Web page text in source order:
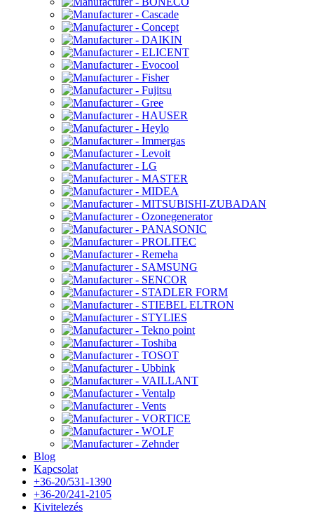
Blog
Kapcsolat
+36-20/531-1390
+36-20/241-2105
Kivitelezés